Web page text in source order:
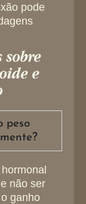
pode
sobre
e
peso
não ser
ganho